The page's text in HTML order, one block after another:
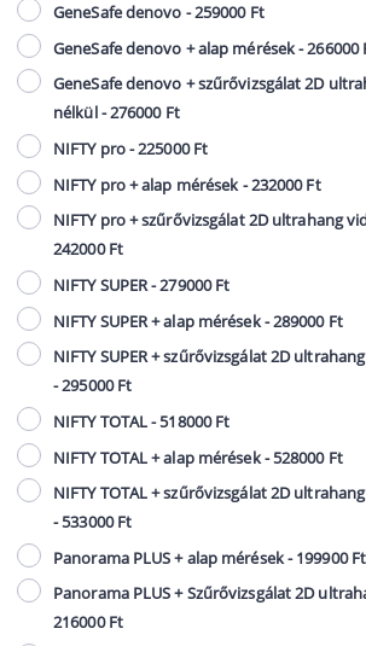
GeneSafe denovo - 259000 Ft
GeneSafe denovo + alap mérések - 266000
GeneSafe denovo + szűrővizsgálat 2D
nélkül - 276000 Ft
NIFTY pro - 225000 Ft
NIFTY pro + alap mérések - 232000 Ft
NIFTY pro + szűrővizsgálat 2D ultrahang
242000 Ft
NIFTY SUPER - 279000 Ft
NIFTY SUPER + alap mérések - 289000 Ft
NIFTY SUPER + szűrővizsgálat 2D
- 295000 Ft
NIFTY TOTAL - 518000 Ft
NIFTY TOTAL + alap mérések - 528000 Ft
NIFTY TOTAL + szűrővizsgálat 2D
- 533000 Ft
Panorama PLUS + alap mérések - 199900 Ft
Panorama PLUS + Szűrővizsgálat 2D
216000 Ft